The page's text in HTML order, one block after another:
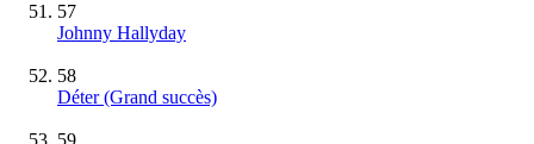
57
Johnny Hallyday
58
Déter(Grand succès)